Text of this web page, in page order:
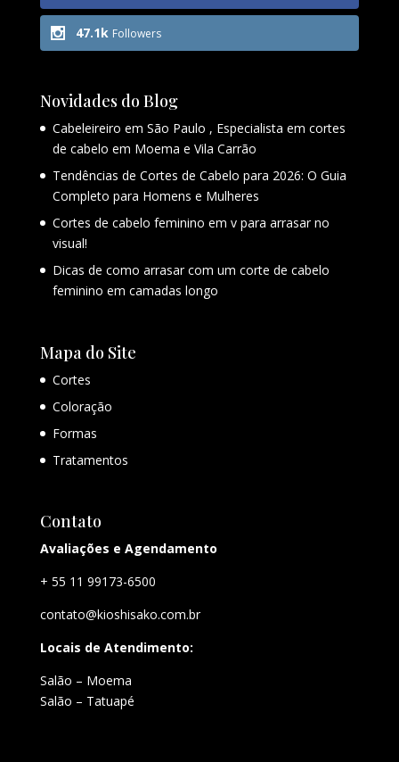
47.1k Followers
Novidades do Blog
Cabeleireiro em São Paulo , Especialista em cortes
de cabelo em Moema e Vila Carrão
Tendências de Cortes de Cabelo para 2026: O Guia
Completo para Homens e Mulheres
Cortes de cabelo feminino em v para arrasar no
visual!
Dicas de como arrasar com um corte de cabelo
feminino em camadas longo
Mapa do Site
Cortes
Coloração
Formas
Tratamentos
Contato
Avaliações e Agendamento
+ 55 11 99173-6500
contato@kioshisako.com.br
Locais de Atendimento:
Salão – Moema
Salão – Tatuapé